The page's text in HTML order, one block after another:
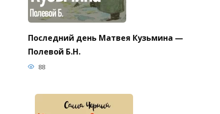
Последний день Матвея Кузьмина —
Полевой Б.Н.
88